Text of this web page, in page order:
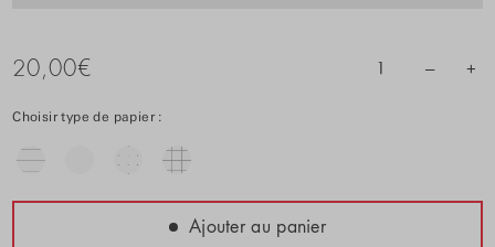
20,00€ 1 – +
Choisir type de papier :
Ajouter au panier